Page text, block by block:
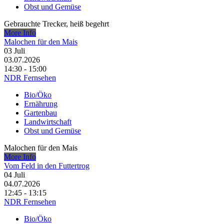
Obst und Gemüse
Gebrauchte Trecker, heiß begehrt
More Info
Malochen für den Mais
03 Juli
03.07.2026
14:30 - 15:00
NDR Fernsehen
Bio/Öko
Ernährung
Gartenbau
Landwirtschaft
Obst und Gemüse
Malochen für den Mais
More Info
Vom Feld in den Futtertrog
04 Juli
04.07.2026
12:45 - 13:15
NDR Fernsehen
Bio/Öko